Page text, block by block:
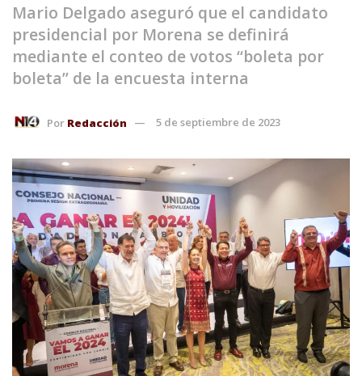
Mario Delgado aseguró que el candidato
presidencial por Morena se definirá
mediante el conteo de votos “boleta por
boleta” de la encuesta interna
Por Redacción 5 de septiembre de 2023